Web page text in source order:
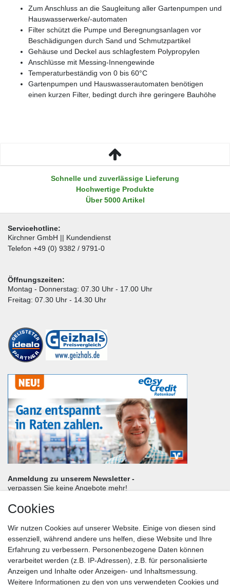
Zum Anschluss an die Saugleitung aller Gartenpumpen und
Hauswasserwerke/-automaten
Filter schützt die Pumpe und Beregnungsanlagen vor
Beschädigungen durch Sand und Schmutzpartikel
Gehäuse und Deckel aus schlagfestem Polypropylen
Anschlüsse mit Messing-Innengewinde
Temperaturbeständig von 0 bis 60°C
Gartenpumpen und Hauswasserautomaten benötigen
einen kurzen Filter, bedingt durch ihre geringere Bauhöhe
Schnelle und zuverlässige Lieferung
Hochwertige Produkte
Über 5000 Artikel
Servicehotline:
Kirchner GmbH || Kundendienst
Telefon +49 (0) 9382 / 9791-0
Öffnungszeiten:
Montag - Donnerstag: 07.30 Uhr - 17.00 Uhr
Freitag: 07.30 Uhr - 14.30 Uhr
Anmeldung zu unserem Newsletter -
verpassen Sie keine Angebote mehr!
Nachname*
E-Mail*
Cookies
Wir nutzen Cookies auf unserer Website. Einige von diesen sind
essenziell, während andere uns helfen, diese Website und Ihre
Erfahrung zu verbessern. Personenbezogene Daten können
verarbeitet werden (z.B. IP-Adressen), z.B. für personalisierte
Anzeigen und Inhalte oder Anzeigen- und Inhaltsmessung.
Weitere Informationen zu den von uns verwendeten Cookies und